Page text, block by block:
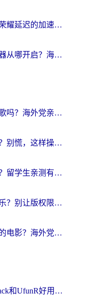
海外党必看：解决王者荣耀延迟的加速器终极指南——从EVE到猫和老鼠，一个工具全搞定
苹果手机无尽冬日加速器从哪开启？海外玩家的冬日生存指南
酷狗会员在国外可以听歌吗？海外党亲测有效：3步解决音乐权限难题
在国外无法听国内的歌？别慌，这样操作就能畅听QQ音乐（附亲测加速器推荐）
在国外如何看腾讯视频？留学生亲测有效的回国加速方案
在国外怎么听国内的音乐？别让版权限制断了你的华语歌单
怎么在国外看腾讯视频的电影？海外党亲测有效的回国加速指南
海外党别踩坑！Quickback和UfunR好用吗？选对回国加速器才能无缝刷国内资源